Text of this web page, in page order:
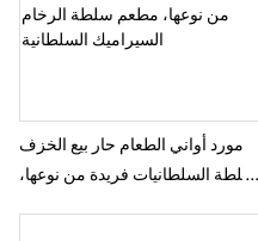
مورد أواني الطعام حار بيع الخزف
سلطة السلطانيات فريدة من نوعها،